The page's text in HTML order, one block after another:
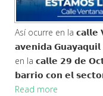
Así ocurre en la
𝗮𝘃𝗲𝗻𝗶𝗱𝗮
en la 𝗰𝗮𝗹𝗹𝗲 𝟮𝟵 𝗱𝗲
𝗯𝗮𝗿𝗿𝗶𝗼 𝗰𝗼𝗻 𝗲𝗹
Read more